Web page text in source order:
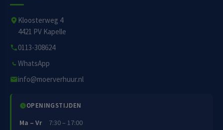
Kloosterweg 4
4421 PV Kapelle
0113-308624
WhatsApp
info@moerverhuur.nl
OPENINGSTIJDEN
Ma – Vr
7:30 – 17:00